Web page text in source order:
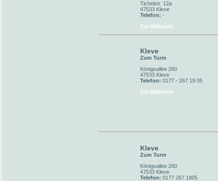
Tichelstr. 12a
47533 Kleve
Telefon: -
Zur Webseite
Kleve
Zum Turm
Königsallee 260
47533 Kleve
Telefon: 0177 - 267 19 05
Zur Webseite
Kleve
Zum Turm
Königsallee 260
47533 Kleve
Telefon: 0177 267 1905